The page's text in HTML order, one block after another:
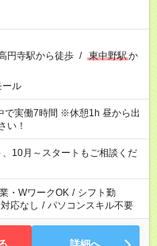
円寺駅から徒歩 / 東中野駅か
ール
※休憩1h 昼から出
い！
10月～スタートもご相談くだ
・WワークOK / シフト勤
応なし / パソコンスキル不要